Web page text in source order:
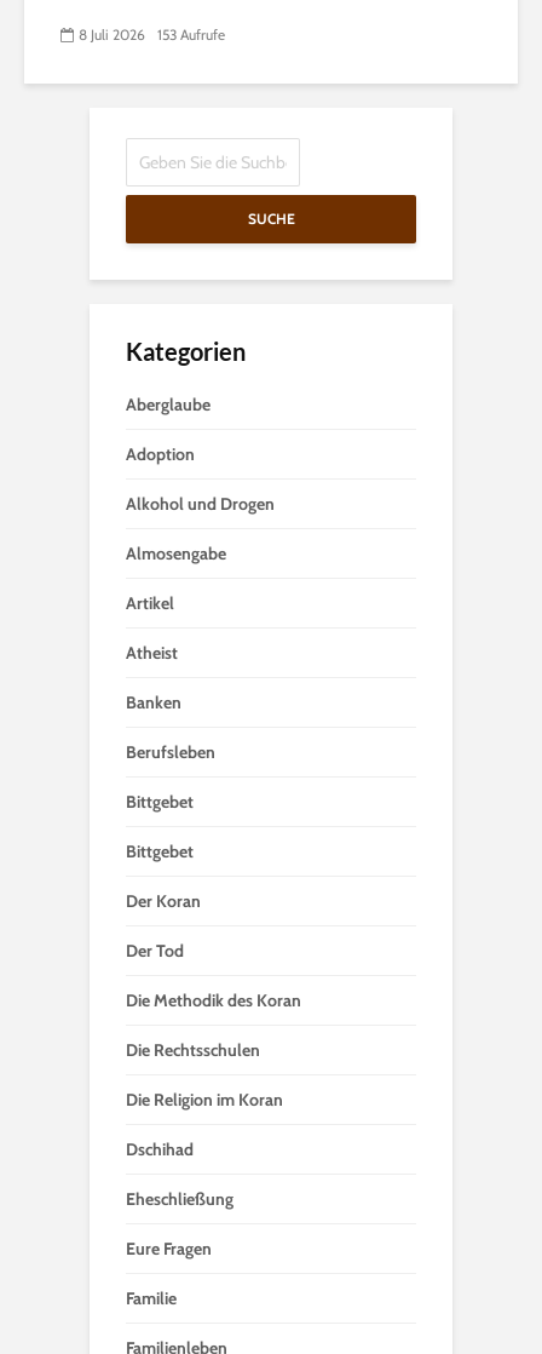
8 Juli 2026 153 Aufrufe
SUCHE
Kategorien
Aberglaube
Adoption
Alkohol und Drogen
Almosengabe
Artikel
Atheist
Banken
Berufsleben
Bittgebet
Bittgebet
Der Koran
Der Tod
Die Methodik des Koran
Die Rechtsschulen
Die Religion im Koran
Dschihad
Eheschließung
Eure Fragen
Familie
Familienleben